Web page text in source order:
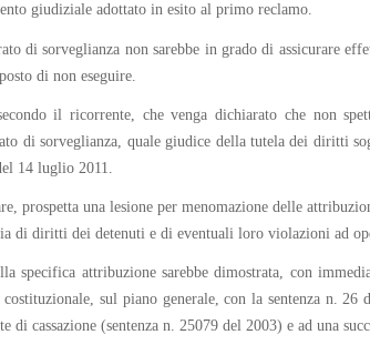
giudiziale adottato in esito al primo reclamo.
di sorveglianza non sarebbe in grado di assicurare
di non eseguire.
il ricorrente, che venga dichiarato che non
di sorveglianza, quale giudice della tutela dei diritti
14 luglio 2011.
prospetta una lesione per menomazione delle
di diritti dei detenuti e di eventuali loro violazioni ad
specifica attribuzione sarebbe dimostrata, con
sul piano generale, con la sentenza n.
di cassazione (sentenza n. 25079 del 2003) e ad una